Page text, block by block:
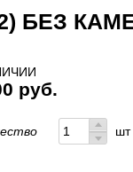
БЕЗ
руб.
шт